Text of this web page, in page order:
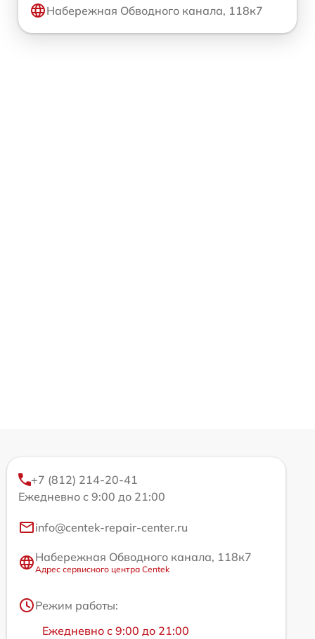
Набережная Обводного канала, 118к7
+7 (812) 214-20-41
Ежедневно с 9:00 до 21:00
info@centek-repair-center.ru
Набережная Обводного канала, 118к7
Адрес сервисного центра Centek
Режим работы:
Ежедневно с 9:00 до 21:00